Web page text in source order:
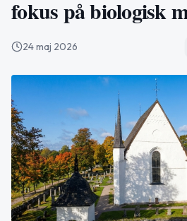
fokus på biologisk
24 maj 2026